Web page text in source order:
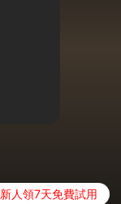
新人領7天免費試用